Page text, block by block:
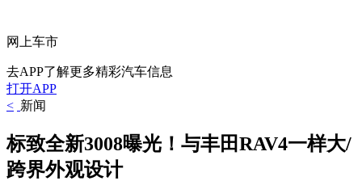
网上车市
去APP了解更多精彩汽车信息
打开APP
< 新闻
标致全新3008曝光！与丰田RAV4一样大/
跨界外观设计